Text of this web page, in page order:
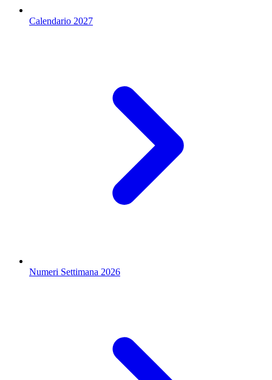
Calendario 2027
Numeri Settimana 2026